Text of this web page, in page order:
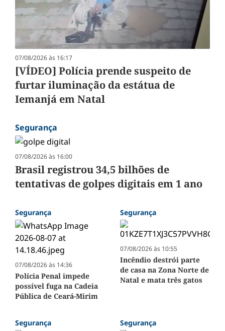
07/08/2026 às 16:17
[VÍDEO] Polícia prende suspeito de
furtar iluminação da estátua de
Iemanjá em Natal
Segurança
07/08/2026 às 16:00
Brasil registrou 34,5 bilhões de
tentativas de golpes digitais em 1 ano
Segurança
07/08/2026 às 14:36
Polícia Penal impede
possível fuga na Cadeia
Pública de Ceará-Mirim
Segurança
07/08/2026 às 10:55
Incêndio destrói parte
de casa na Zona Norte de
Natal e mata três gatos
Segurança Segurança